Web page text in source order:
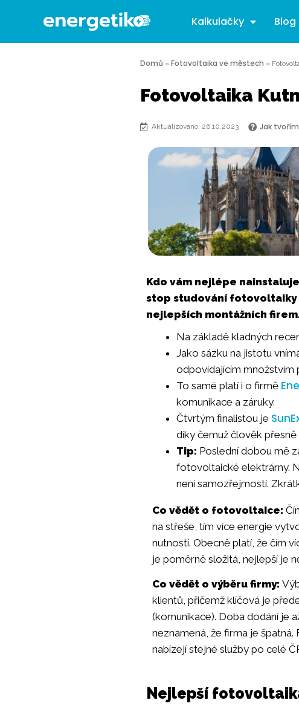
Kalkulačky Blog
Domů » Fotovoltaika ve městech »
Fotovoltaika
Aktualizováno: 26.10.2023 Jak
Kdo vám nejlépe
stop studování fotovoltaiky
nejlepších montážních
Na základě kladných
Jako sázku na jistotu
odpovídajícím množstvím
To samé platí i o firmě
komunikace a záruky.
Čtvrtým finalistou je
díky čemuž člověk přesně
Tip: Poslední dobou mě
fotovoltaické elektrárny.
není samozřejmostí.
Co vědět o fotovoltaice:
na střeše, tím více energie
nutností. Obecně platí, že čím
je poměrně složitá, nejlepší je
Co vědět o výběru firmy:
klientů, přičemž klíčová je
(komunikace). Doba dodání je
neznamená, že firma je
nabízejí stejné služby po celé
Nejlepší